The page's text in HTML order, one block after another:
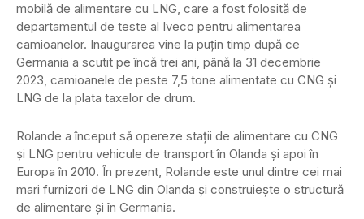
mobilă de alimentare cu LNG, care a fost folosită de
departamentul de teste al Iveco pentru alimentarea
camioanelor. Inaugurarea vine la puțin timp după ce
Germania a scutit pe încă trei ani, până la 31 decembrie
2023, camioanele de peste 7,5 tone alimentate cu CNG și
LNG de la plata taxelor de drum.
Rolande a început să opereze stații de alimentare cu CNG
și LNG pentru vehicule de transport în Olanda și apoi în
Europa în 2010. În prezent, Rolande este unul dintre cei mai
mari furnizori de LNG din Olanda și construiește o structură
de alimentare și în Germania.